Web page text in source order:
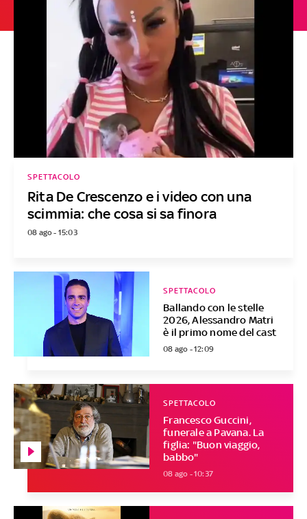
Rita De Crescenzo e i video con una
scimmia: che cosa si sa finora
SPETTACOLO
08 ago - 15:03
Ballando con le stelle
2026, Alessandro Matri
è il primo nome del cast
SPETTACOLO
08 ago - 12:09
Francesco Guccini,
funerale a Pavana. La
figlia: "Buon viaggio,
babbo"
SPETTACOLO
08 ago - 10:37